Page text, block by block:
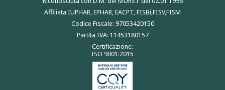
Affiliata IUPHAR, EPHAR, EACPT, FISBi,FISV,FISM
Codice Fiscale: 97053420150
Partita IVA: 11453180157
Certificazione:
ISO 9001:2015